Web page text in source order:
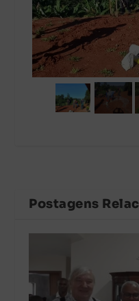
Postagens